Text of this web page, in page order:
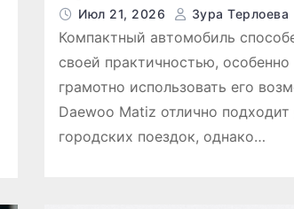
Июл 21, 2026 Зура Терлоева
Компактный автомобиль
своей практичностью, особенно
грамотно использовать его
Daewoo Matiz отлично подходит
городских поездок, однако…